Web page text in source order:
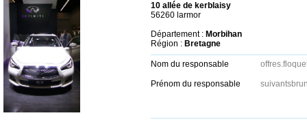
10 allée de kerblaisy
56260 larmor
Département : Morbihan
Région : Bretagne
Nom du responsable
Prénom du responsable